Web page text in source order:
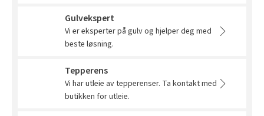
Bli inspirert av nye fargepaletter fra Årets Farge 2026!
Gulvekspert
Vi er eksperter på gulv og hjelper deg med
beste løsning.
Tepperens
Vi har utleie av tepperenser. Ta kontakt med
butikken for utleie.